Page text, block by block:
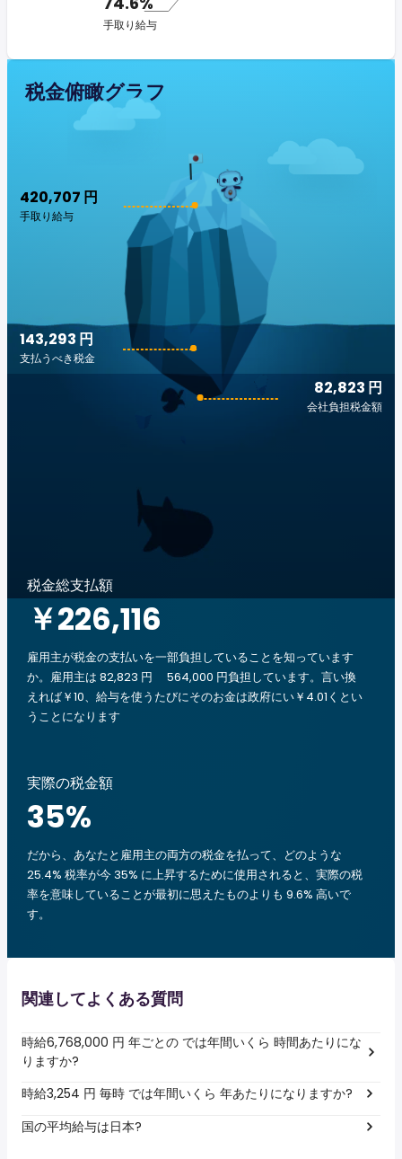
手取り給与
税金俯瞰グラフ
420,707 円
手取り給与
82,823 円
会社負担税金額
143,293 円
支払うべき税金
税金総支払額
￥226,116
雇用主が税金の支払いを一部負担していることを知っています
か。雇用主は 82,823 円 564,000 円負担しています。言い換
えれば￥10、給与を使うたびにそのお金は政府にい￥4.01くとい
うことになります
実際の税金額
35%
だから、あなたと雇用主の両方の税金を払って、どのような
25.4% 税率が今 35% に上昇するために使用されると、実際の税
率を意味していることが最初に思えたものよりも 9.6% 高いで
す。
関連してよくある質問
時給6,768,000 円 年ごとの では年間いくら 時間あたりにな
りますか?
時給3,254 円 毎時 では年間いくら 年あたりになりますか?
国の平均給与は日本?